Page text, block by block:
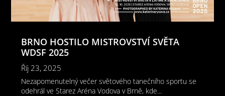
BRNO HOSTILO MISTROVSTVÍ SVĚTA
WDSF 2025
Říj 23, 2025
Nezapomenutelný večer světového tanečního sportu se
odehrál ve Starez Aréna Vodova v Brně, kde...